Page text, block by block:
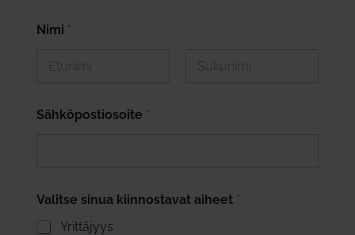
Nimi *
Sähköpostiosoite *
Valitse sinua kiinnostavat aiheet *
Yrittäjyys